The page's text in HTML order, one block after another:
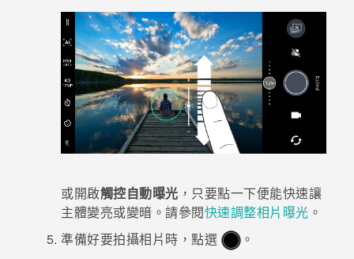
或開啟觸控自動曝光 ，只要點一下便能快速讓
主體變亮或變暗。請參閱快速調整相片曝光 。
準備好要拍攝相片時，點選
。